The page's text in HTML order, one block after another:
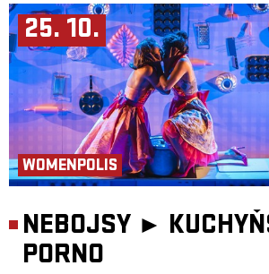
25. 10.
WOMENPOLIS
NEBOJSY ►
PORNO